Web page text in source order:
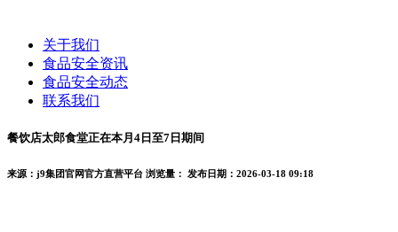
关于我们
食品安全资讯
食品安全动态
联系我们
餐饮店太郎食堂正在本月4日至7日期间
来源：j9集团官网官方直营平台 浏览量： 发布日期：2026-03-18 09:18